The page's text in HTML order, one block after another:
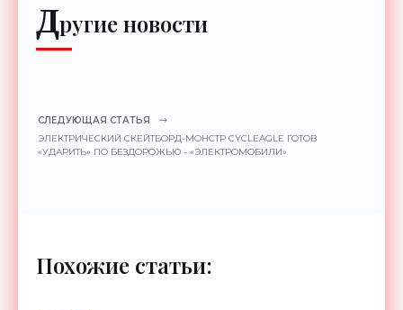
Другие новости
СЛЕДУЮЩАЯ СТАТЬЯ
ЭЛЕКТРИЧЕСКИЙ СКЕЙТБОРД-МОНСТР CYCLEAGLE ГОТОВ
«УДАРИТЬ» ПО БЕЗДОРОЖЬЮ - «ЭЛЕКТРОМОБИЛИ»
Похожие статьи: